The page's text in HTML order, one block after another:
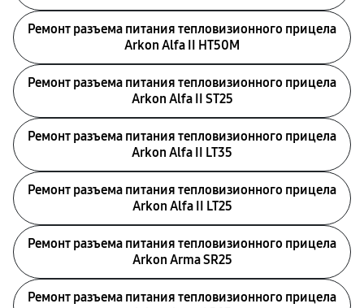
Ремонт разъема питания тепловизионного прицела
Arkon Alfa II HT50M
Ремонт разъема питания тепловизионного прицела
Arkon Alfa II ST25
Ремонт разъема питания тепловизионного прицела
Arkon Alfa II LT35
Ремонт разъема питания тепловизионного прицела
Arkon Alfa II LT25
Ремонт разъема питания тепловизионного прицела
Arkon Arma SR25
Ремонт разъема питания тепловизионного прицела